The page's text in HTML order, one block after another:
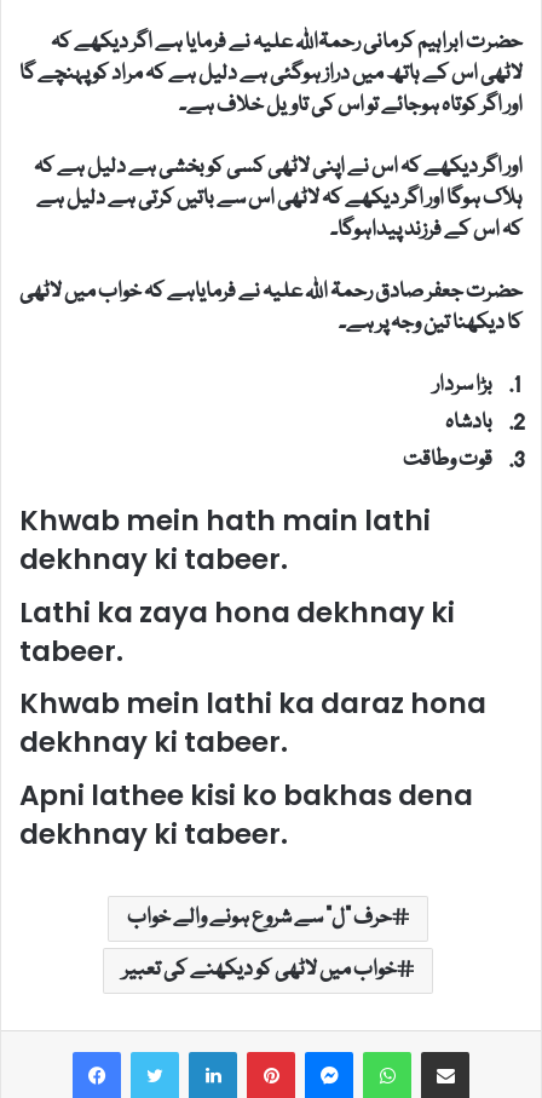
حضرت ابراہیم کرمانی رحمۃاللہ علیہ نے فرمایا ہے اگر دیکھے کہ
لاٹھی اس کے ہاتھ میں دراز ہوگئی ہے دلیل ہے کہ مراد کو پہنچے گا
اور اگر کوتاہ ہوجائے تو اس کی تاویل خلاف ہے۔
اور اگر دیکھے کہ اس نے اپنی لاٹھی کسی کو بخشی ہے دلیل ہے کہ
ہلاک ہوگا اور اگر دیکھے کہ لاٹھی اس سے باتیں کرتی ہے دلیل ہے
کہ اس کے فرزند پیداہوگا۔
حضرت جعفر صادق رحمۃ اللہ علیہ نے فرمایاہے کہ خواب میں لاٹھی
کا دیکھنا تین وجہ پر ہے۔
بڑا سردار
بادشاہ
قوت وطاقت
Khwab mein hath main lathi
dekhnay ki tabeer.
Lathi ka zaya hona dekhnay ki
tabeer.
Khwab mein lathi ka daraz hona
dekhnay ki tabeer.
Apni lathee kisi ko bakhas dena
dekhnay ki tabeer.
حرف "ل" سے شروع ہونے والے خواب
خواب میں لاٹھی کو دیکھنے کی تعبیر
LinkedInPinterestMessengerWhatsAppShare via Email